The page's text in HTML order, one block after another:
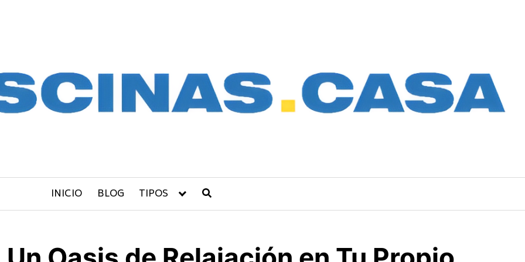
INICIO BLOG TIPOS